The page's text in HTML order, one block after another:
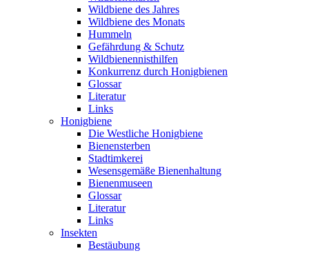
Wildbiene des Jahres
Wildbiene des Monats
Hummeln
Gefährdung & Schutz
Wildbienennisthilfen
Konkurrenz durch Honigbienen
Glossar
Literatur
Links
Honigbiene
Die Westliche Honigbiene
Bienensterben
Stadtimkerei
Wesensgemäße Bienenhaltung
Bienenmuseen
Glossar
Literatur
Links
Insekten
Bestäubung